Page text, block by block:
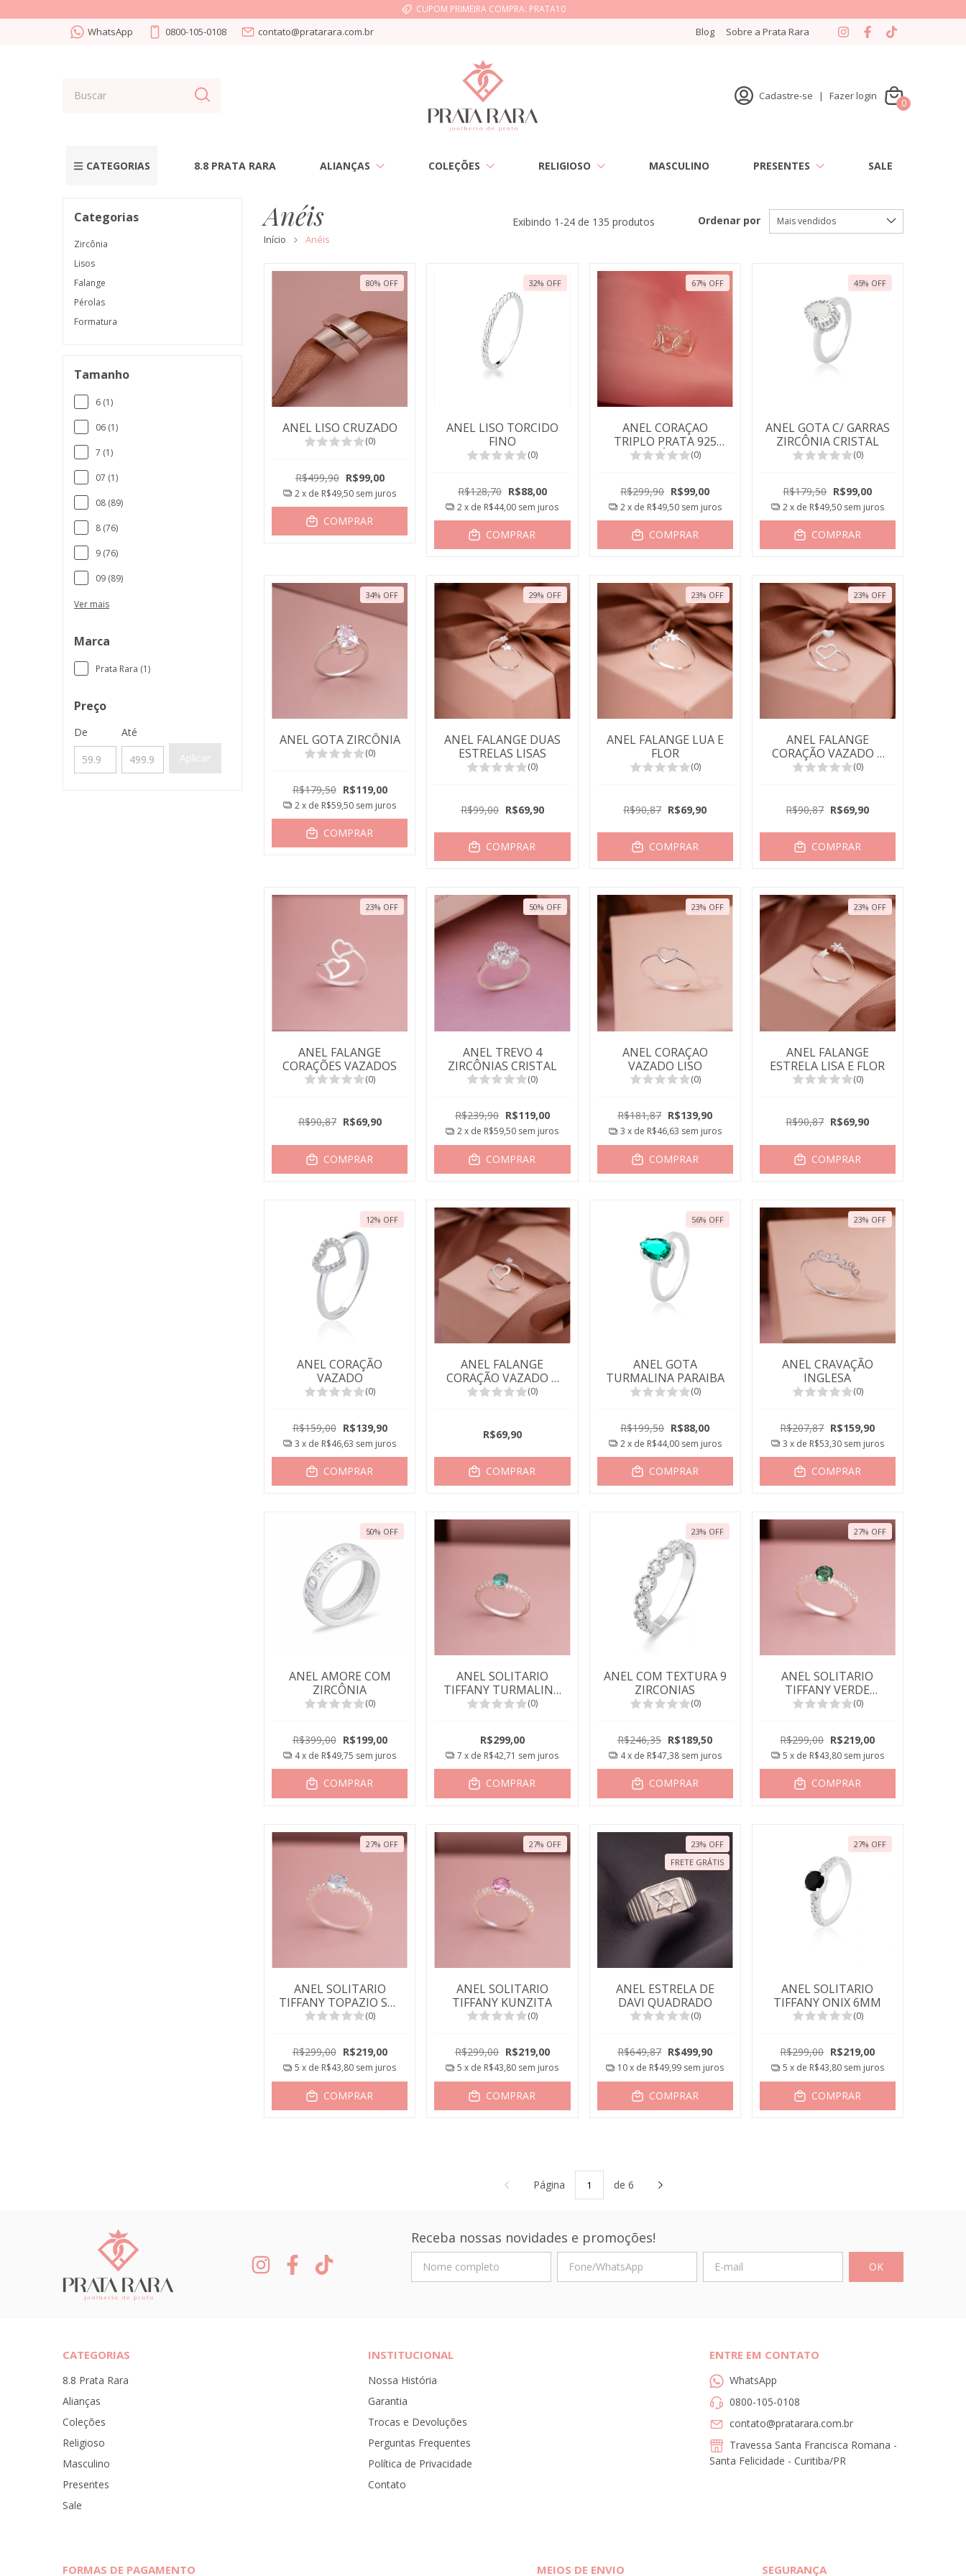
CUPOM PRIMEIRA COMPRA: PRATA10
WhatsApp 0800-105-0108 contato@pratarara.com.br Blog Sobre a Prata Rara
Cadastre-se | Fazer login
0
CATEGORIAS 8.8 PRATA RARA ALIANÇAS COLEÇÕES RELIGIOSO MASCULINO PRESENTES SALE
Categorias
Zircônia
Lisos
Falange
Pérolas
Formatura
Tamanho
6 (1)
06 (1)
7 (1)
07 (1)
08 (89)
8 (76)
9 (76)
09 (89)
Ver mais
Marca
Prata Rara (1)
Preço
De
Até
Aplicar
Anéis
Início Anéis
Exibindo 1-24 de 135 produtos Ordenar por
80% OFF
ANEL LISO CRUZADO
(0)
R$499,90 R$99,00
2x de R$49,50 sem juros
COMPRAR
32% OFF
ANEL LISO TORCIDO
FINO
(0)
R$128,70 R$88,00
2x de R$44,00 sem juros
COMPRAR
67% OFF
ANEL CORAÇAO
TRIPLO PRATA 925
ZIRCÔNIAS(0)
R$299,90 R$99,00
2x de R$49,50 sem juros
COMPRAR
45% OFF
ANEL GOTA C/ GARRAS
ZIRCÔNIA CRISTAL
(0)
R$179,50 R$99,00
2x de R$49,50 sem juros
COMPRAR
34% OFF
ANEL GOTA ZIRCÔNIA
(0)
R$179,50 R$119,00
2x de R$59,50 sem juros
COMPRAR
29% OFF
ANEL FALANGE DUAS
ESTRELAS LISAS
(0)
R$99,00 R$69,90
COMPRAR
23% OFF
ANEL FALANGE LUA E
FLOR
(0)
R$90,87 R$69,90
COMPRAR
23% OFF
ANEL FALANGE
CORAÇÃO VAZADO E
LISO
(0)
R$90,87 R$69,90
COMPRAR
23% OFF
ANEL FALANGE
CORAÇÕES VAZADOS
(0)
R$90,87 R$69,90
COMPRAR
50% OFF
ANEL TREVO 4
ZIRCÔNIAS CRISTAL
(0)
R$239,90 R$119,00
2x de R$59,50 sem juros
COMPRAR
23% OFF
ANEL CORAÇAO
VAZADO LISO
(0)
R$181,87 R$139,90
3 x de R$46,63 sem juros
COMPRAR
23% OFF
ANEL FALANGE
ESTRELA LISA E FLOR
(0)
R$90,87 R$69,90
COMPRAR
12% OFF
ANEL CORAÇÃO
VAZADO
(0)
R$159,00 R$139,90
3 x de R$46,63 sem juros
COMPRAR
ANEL FALANGE
CORAÇÃO VAZADO E
PONTO DE LUZ
(0)
R$69,90
COMPRAR
56% OFF
ANEL GOTA
TURMALINA PARAIBA
(0)
R$199,50 R$88,00
2x de R$44,00 sem juros
COMPRAR
23% OFF
ANEL CRAVAÇÃO
INGLESA
(0)
R$207,87 R$159,90
3 x de R$53,30 sem juros
COMPRAR
50% OFF
ANEL AMORE COM
ZIRCÔNIA
(0)
R$399,00 R$199,00
4x de R$49,75 sem juros
COMPRAR
ANEL SOLITARIO
TIFFANY TURMALINA
PARAIBA 6MM
(0)
R$299,00
7 x de R$42,71 sem juros
COMPRAR
23% OFF
ANEL COM TEXTURA 9
ZIRCONIAS
(0)
R$246,35 R$189,50
4x de R$47,38 sem juros
COMPRAR
27% OFF
ANEL SOLITARIO
TIFFANY VERDE
ESMERALDA
(0)
R$299,00 R$219,00
5 x de R$43,80 sem juros
COMPRAR
27% OFF
ANEL SOLITARIO
TIFFANY TOPAZIO SKY
6MM
(0)
R$299,00 R$219,00
5 x de R$43,80 sem juros
COMPRAR
27% OFF
ANEL SOLITARIO
TIFFANY KUNZITA
(0)
R$299,00 R$219,00
5 x de R$43,80 sem juros
COMPRAR
23% OFF
FRETE GRÁTIS
ANEL ESTRELA DE
DAVI QUADRADO
(0)
R$649,87 R$499,90
10x de R$49,99 sem juros
COMPRAR
27% OFF
ANEL SOLITARIO
TIFFANY ONIX 6MM
(0)
R$299,00 R$219,00
5 x de R$43,80 sem juros
COMPRAR
Página de 6
Receba nossas novidades e promoções!
CATEGORIAS
8.8 Prata Rara
Alianças
Coleções
Religioso
Masculino
Presentes
Sale
INSTITUCIONAL
Nossa História
Garantia
Trocas e Devoluções
Perguntas Frequentes
Política de Privacidade
Contato
ENTRE EM CONTATO
WhatsApp
0800-105-0108
contato@pratarara.com.br
Travessa Santa Francisca Romana -
Santa Felicidade - Curitiba/PR
FORMAS DE PAGAMENTO MEIOS DE ENVIO SEGURANÇA